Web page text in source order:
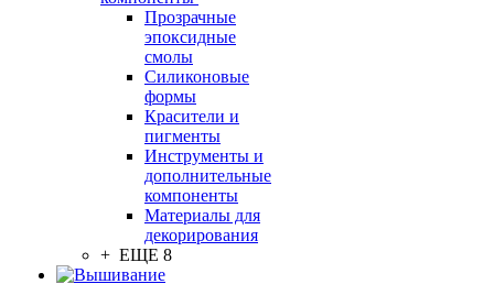
Прозрачные
эпоксидные
смолы
Силиконовые
формы
Красители и
пигменты
Инструменты и
дополнительные
компоненты
Материалы для
декорирования
+ ЕЩЕ 8